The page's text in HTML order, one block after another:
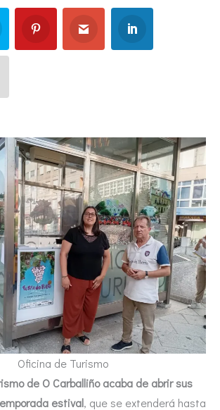
Oficina de Turismo
de O Carballiño acaba de abrir sus
estival, que se extenderá hasta